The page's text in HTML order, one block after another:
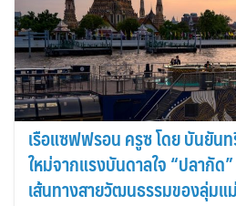
เรือแซฟฟรอน ครูซ โดย บันยัน
ใหม่จากแรงบันดาลใจ “ปลากัด
เส้นทางสายวัฒนธรรมของลุ่มแ